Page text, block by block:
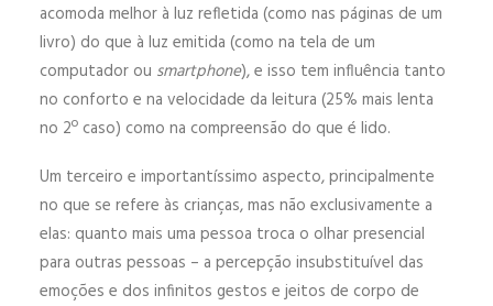
acomoda melhor à luz refletida (como nas páginas de um
livro) do que à luz emitida (como na tela de um
computador ou smartphone), e isso tem influência tanto
no conforto e na velocidade da leitura (25% mais lenta
no 2º caso) como na compreensão do que é lido.
Um terceiro e importantíssimo aspecto, principalmente
no que se refere às crianças, mas não exclusivamente a
elas: quanto mais uma pessoa troca o olhar presencial
para outras pessoas – a percepção insubstituível das
emoções e dos infinitos gestos e jeitos de corpo de